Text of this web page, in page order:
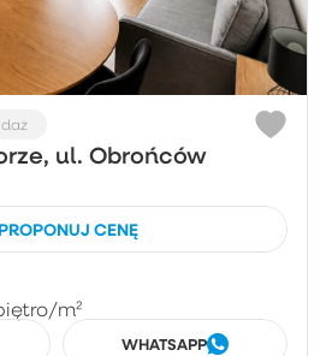
ul. Obrońców
CENĘ
/m²
WHATSAPP